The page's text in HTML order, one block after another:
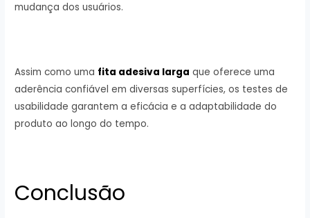
mudança dos usuários.
Assim como uma fita adesiva larga que oferece uma
aderência confiável em diversas superfícies, os testes de
usabilidade garantem a eficácia e a adaptabilidade do
produto ao longo do tempo.
Conclusão